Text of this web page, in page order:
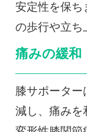
安定性を保ち
の歩行や立ち
痛みの緩和
膝サポーター
減し、痛みを